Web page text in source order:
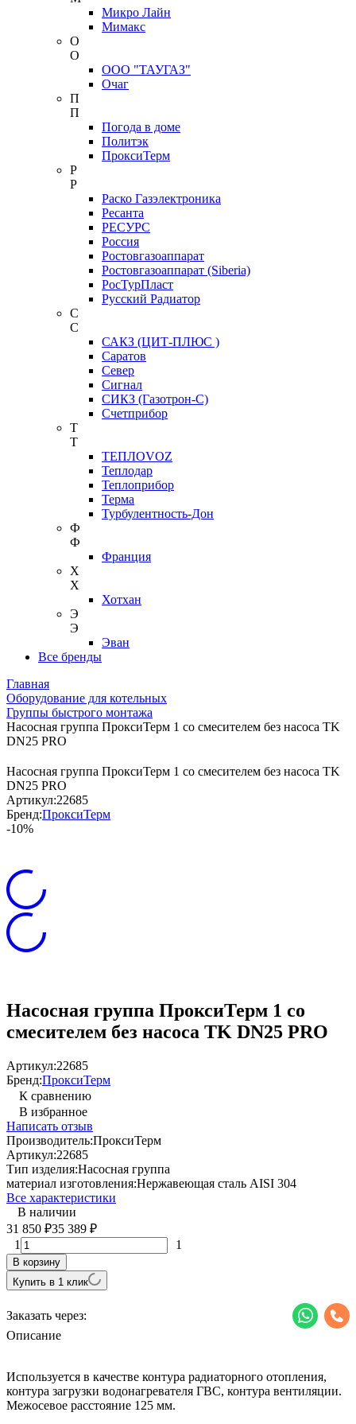
Микро Лайн
Мимакс
О
О
ООО "ТАУГАЗ"
Очаг
П
П
Погода в доме
Политэк
ПроксиТерм
Р
Р
Раско Газэлектроника
Ресанта
РЕСУРС
Россия
Ростовгазоаппарат
Ростовгазоаппарат (Siberia)
РосТурПласт
Русский Радиатор
С
С
САКЗ (ЦИТ-ПЛЮС )
Саратов
Север
Сигнал
СИКЗ (Газотрон-С)
Счетприбор
Т
Т
ТЕПЛОVOZ
Теплодар
Теплоприбор
Терма
Турбулентность-Дон
Ф
Ф
Франция
Х
Х
Хотхан
Э
Э
Эван
Все бренды
Главная
Оборудование для котельных
Группы быстрого монтажа
Насосная группа ПроксиТерм 1 со смесителем без насоса TK
DN25 PRO
Насосная группа ПроксиТерм 1 со смесителем без насоса TK
DN25 PRO
Артикул:22685
Бренд:ПроксиТерм
-10%
Насосная группа ПроксиТерм 1 со
смесителем без насоса TK DN25 PRO
Артикул:22685
Бренд:ПроксиТерм
К сравнению
В избранное
Написать отзыв
Производитель:ПроксиТерм
Артикул:22685
Тип изделия:Насосная группа
материал изготовления:Нержавеющая сталь AISI 304
Все характеристики
В наличии
31 850 ₽35 389 ₽
1 1
В корзину
Купить в 1 клик
Заказать через:
Описание
Используется в качестве контура радиаторного отопления,
контура загрузки водонагревателя ГВС, контура вентиляции.
Межосевое расстояние 125 мм.